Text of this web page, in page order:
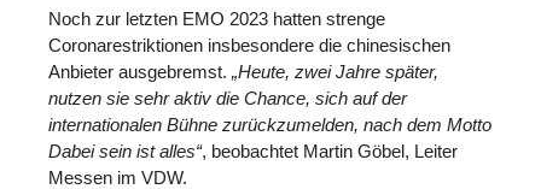
Noch zur letzten EMO 2023 hatten strenge
Coronarestriktionen insbesondere die chinesischen
Anbieter ausgebremst. „Heute, zwei Jahre später,
nutzen sie sehr aktiv die Chance, sich auf der
internationalen Bühne zurückzumelden, nach dem Motto
Dabei sein ist alles“, beobachtet Martin Göbel, Leiter
Messen im VDW.